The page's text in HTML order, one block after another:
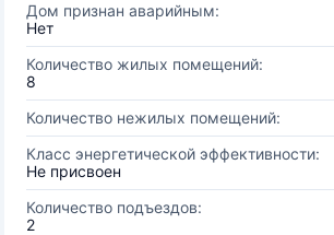
Дом признан аварийным:
Нет
Количество жилых помещений:
8
Количество нежилых помещений:
Класс энергетической эффективности:
Не присвоен
Количество подъездов:
2